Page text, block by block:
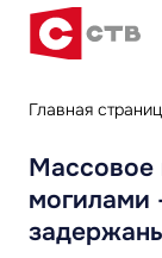
Главная
Массовое
могилами